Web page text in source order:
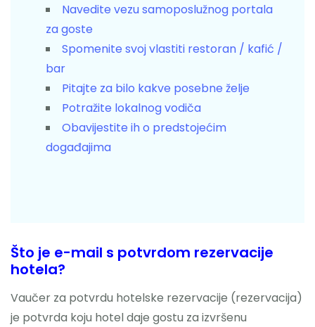
Navedite vezu samoposlužnog portala
za goste
Spomenite svoj vlastiti restoran / kafić /
bar
Pitajte za bilo kakve posebne želje
Potražite lokalnog vodiča
Obavijestite ih o predstojećim
događajima
Što je e-mail s potvrdom rezervacije
hotela?
Vaučer za potvrdu hotelske rezervacije (rezervacija)
je potvrda koju hotel daje gostu za izvršenu